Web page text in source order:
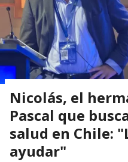
Nicolás, el
Pascal que
salud en Chile:
ayudar"